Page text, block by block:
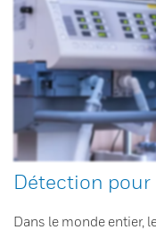
Détection pour
Dans le monde entier,